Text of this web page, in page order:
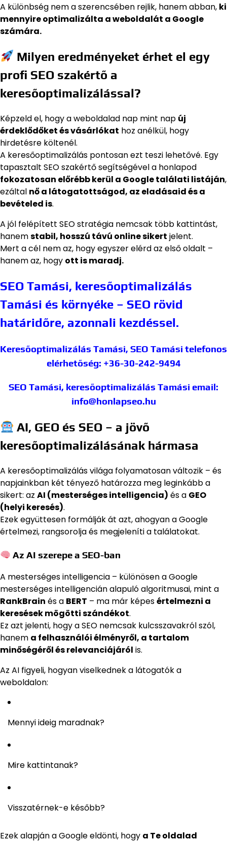
A különbség nem a szerencsében rejlik, hanem abban, ki
mennyire optimalizálta a weboldalát a Google
számára.
Milyen eredményeket érhet el egy
profi SEO szakértő a
keresőoptimalizálással?
Képzeld el, hogy a weboldalad nap mint nap új
érdeklődőket és vásárlókat hoz anélkül, hogy
hirdetésre költenél.
A keresőoptimalizálás pontosan ezt teszi lehetővé. Egy
tapasztalt SEO szakértő segítségével a honlapod
fokozatosan előrébb kerül a Google találati listáján,
ezáltal nő a látogatottságod, az eladásaid és a
bevételed is.
A jól felépített SEO stratégia nemcsak több kattintást,
hanemstabil, hosszú távú online sikert jelent.
Mert a cél nem az, hogy egyszer elérd az első oldalt –
hanem az, hogy ott is maradj.
SEO Tamási, keresőoptimalizálás
Tamási és környéke – SEO rövid
határidőre, azonnali kezdéssel.
Keresőoptimalizálás Tamási, SEO Tamási telefonos
elérhetőség: +36-30-242-9494
SEO Tamási, keresőoptimalizálás Tamási email:
info@honlapseo.hu
AI, GEO és SEO – a jövő
keresőoptimalizálásának hármasa
A keresőoptimalizálás világa folyamatosan változik – és
napjainkban két tényező határozza meg leginkább a
sikert: az AI (mesterséges intelligencia) és a GEO
(helyi keresés).
Ezek együttesen formálják át azt, ahogyan a Google
értelmezi, rangsorolja és megjeleníti a találatokat.
Az AI szerepe a SEO-ban
A mesterséges intelligencia – különösen a Google
mesterséges intelligencián alapuló algoritmusai, mint a
RankBrain és a BERT – ma már képesértelmezni a
keresések mögötti szándékot.
Ez azt jelenti, hogy a SEO nemcsak kulcsszavakról szól,
hanem a felhasználói élményről, a tartalom
minőségéről és relevanciájáról is.
Az AI figyeli, hogyan viselkednek a látogatók a
weboldalon:
Mennyi ideig maradnak?
Mire kattintanak?
Visszatérnek-e később?
Ezek alapján a Google eldönti, hogy a Te oldalad